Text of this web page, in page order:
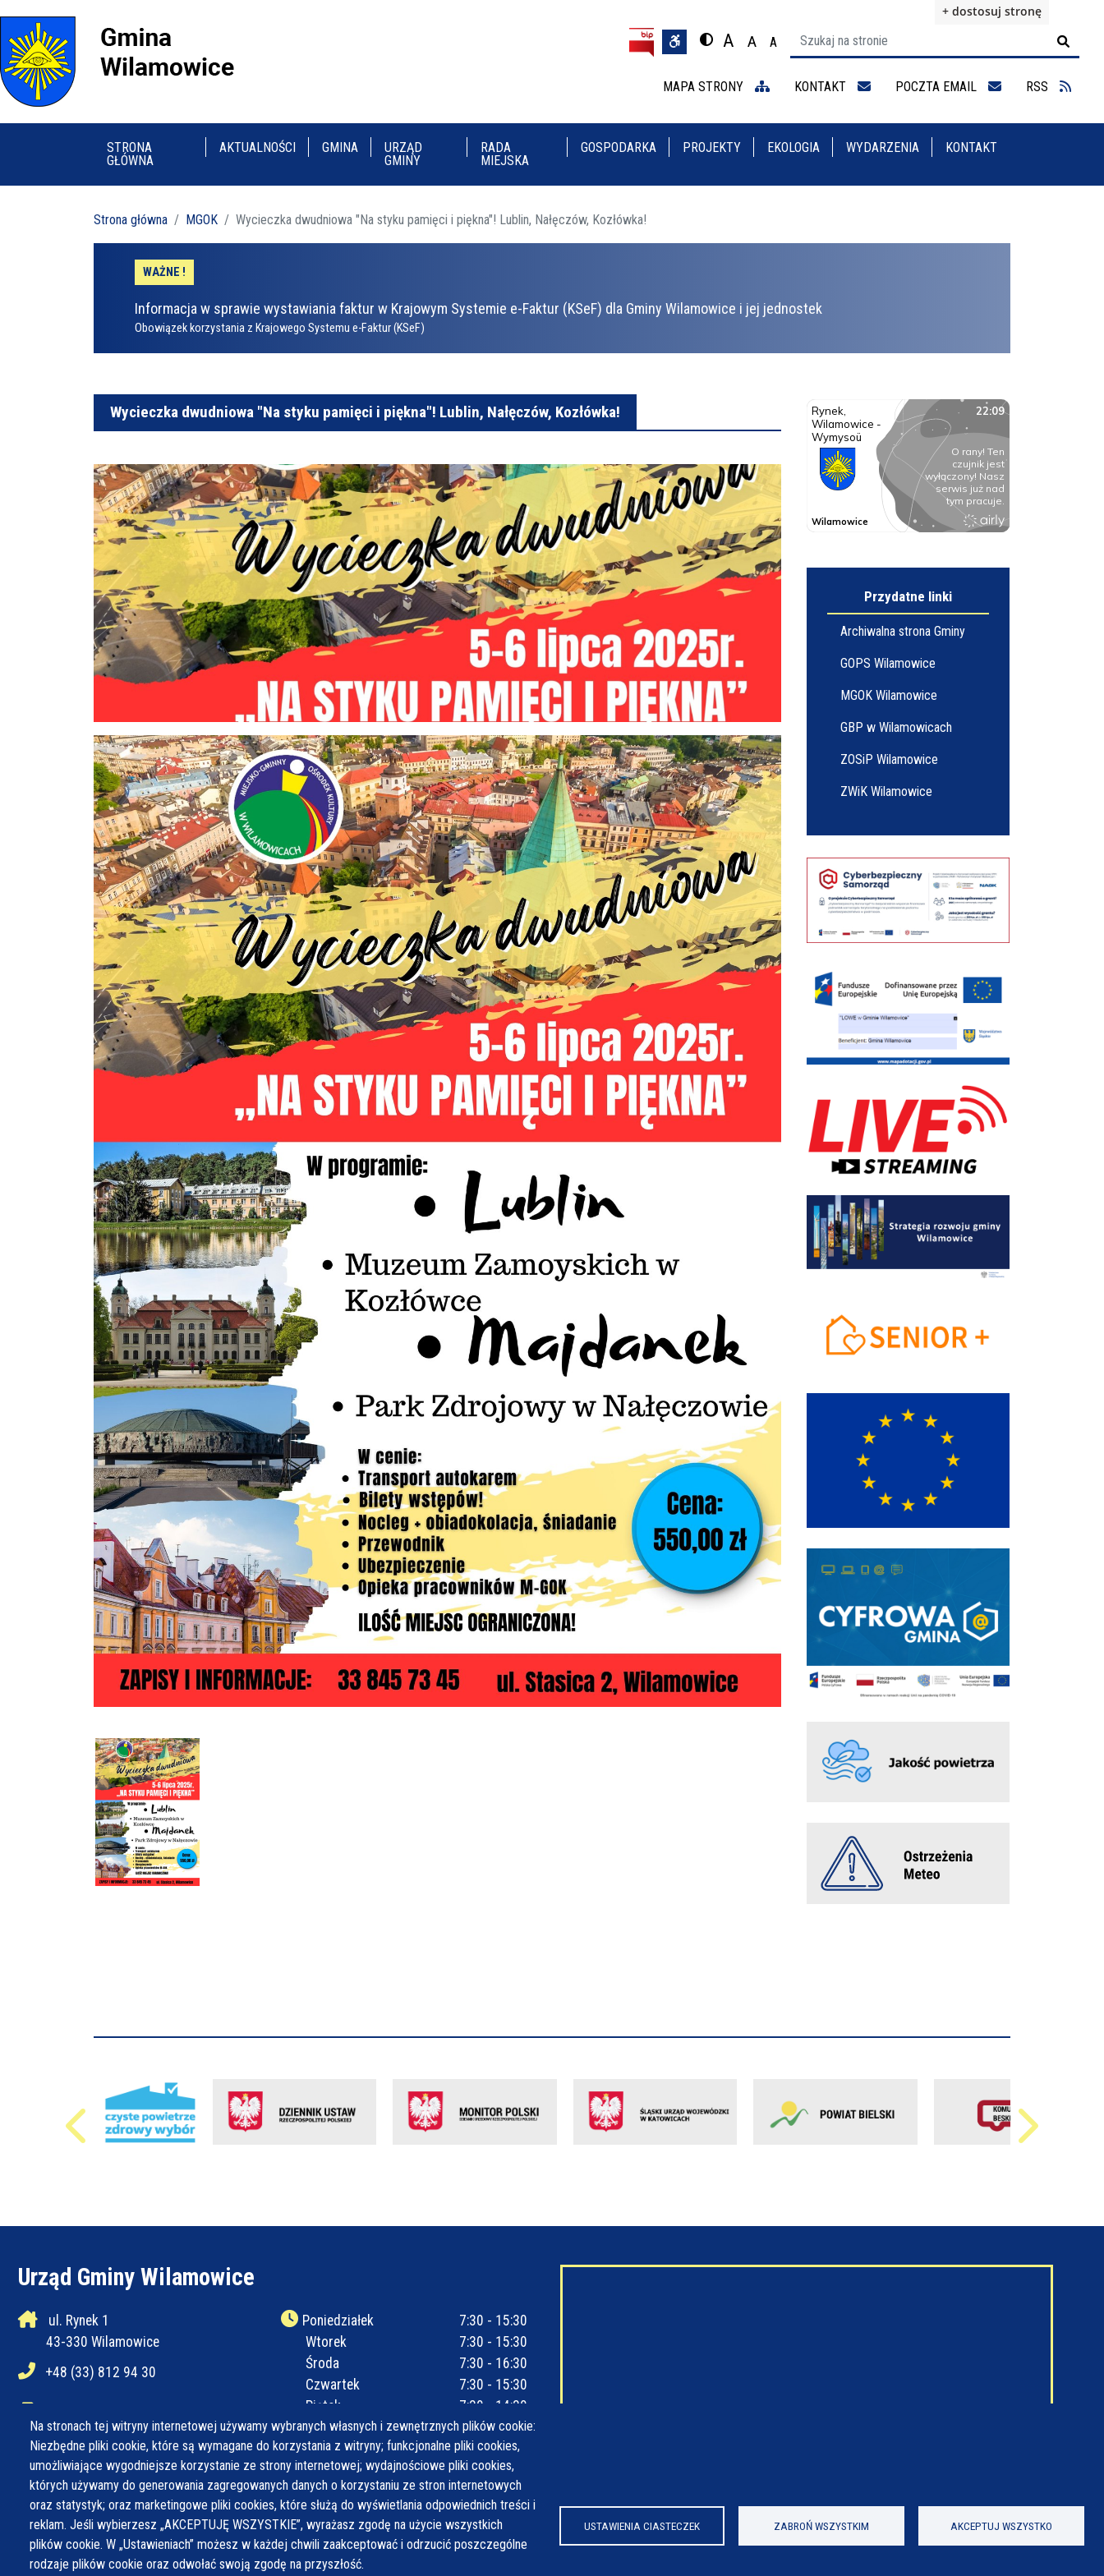
+ dostosuj stronę
Na stronach tej witryny internetowej używamy wybranych własnych i zewnętrznych plików cookie:
Niezbędne pliki cookie, które są wymagane do korzystania z witryny; funkcjonalne pliki cookies,
umożliwiające wygodniejsze korzystanie ze strony internetowej; wydajnościowe pliki cookies,
których używamy do generowania zagregowanych danych o korzystaniu ze stron internetowych
oraz statystyk; oraz marketingowe pliki cookies, które służą do wyświetlania odpowiednich treści i
reklam. Jeśli wybierzesz „AKCEPTUJĘ WSZYSTKIE”, wyrażasz zgodę na użycie wszystkich
plików cookie. W „Ustawieniach” możesz w każdej chwili zaakceptować i odrzucić poszczególne
rodzaje plików cookie oraz odwołać swoją zgodę na przyszłość.
USTAWIENIA CIASTECZEK ZABROŃ WSZYSTKIM AKCEPTUJ WSZYSTKO
Przełącz na motyw wysokiej widoczności
A
A
Ustaw rozmiar czcionki na 125%
A
Ustaw rozmiar czcionki na 100%

MAPA STRONY KONTAKT POCZTA EMAIL RSS
STRONA
GŁÓWNA
AKTUALNOŚCI GMINA
URZĄD
GMINY
RADA
MIEJSKA
GOSPODARKA PROJEKTY EKOLOGIA WYDARZENIA KONTAKT
Strona główna MGOK Wycieczka dwudniowa "Na styku pamięci i piękna"! Lublin, Nałęczów, Kozłówka!
WAŻNE !
Informacja w sprawie wystawiania faktur w Krajowym Systemie e-Faktur (KSeF) dla Gminy Wilamowice i jej jednostek
Obowiązek korzystania z Krajowego Systemu e-Faktur (KSeF)
Wycieczka dwudniowa "Na styku pamięci i piękna"! Lublin, Nałęczów, Kozłówka!
Przydatne linki
Archiwalna strona Gminy
GOPS Wilamowice
MGOK Wilamowice
GBP w Wilamowicach
ZOSiP Wilamowice
ZWiK Wilamowice
Urząd Gminy Wilamowice
ul. Rynek 1
43-330 Wilamowice
+48 (33) 812 94 30
ug@wilamowice.pl
Poniedziałek
7:30 - 15:30
Wtorek
7:30 - 15:30
Środa
7:30 - 16:30
Czwartek
7:30 - 15:30
Piątek
7:30 - 14:30